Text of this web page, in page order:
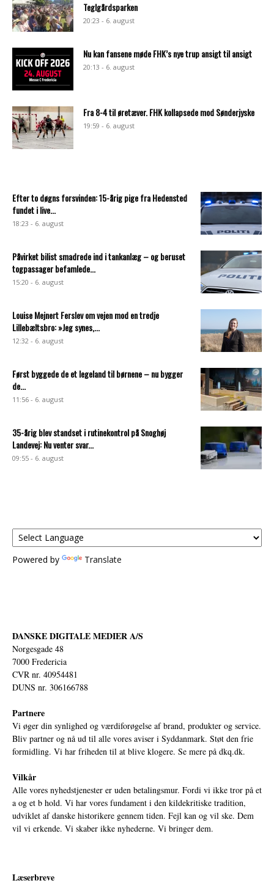
Teglgårdsparken
20:23 - 6. august
Nu kan fansene møde FHK’s nye trup ansigt til ansigt
20:13 - 6. august
Fra 8-4 til øretæver. FHK kollapsede mod Sønderjyske
19:59 - 6. august
Efter to døgns forsvinden: 15-årig pige fra Hedensted
fundet i live...
18:23 - 6. august
Påvirket bilist smadrede ind i tankanlæg – og beruset
togpassager befamlede...
15:20 - 6. august
Louise Mejnert Ferslev om vejen mod en tredje
Lillebæltsbro: »Jeg synes,...
12:32 - 6. august
Først byggede de et legeland til børnene – nu bygger
de...
11:56 - 6. august
35-årig blev standset i rutinekontrol på Snoghøj
Landevej: Nu venter svar...
09:55 - 6. august
Powered by Translate
DANSKE DIGITALE MEDIER A/S
Norgesgade 48
7000 Fredericia
CVR nr. 40954481
DUNS nr. 306166788
Partnere
Vi øger din synlighed og værdiforøgelse af brand, produkter og service.
Bliv partner og nå ud til alle vores aviser i Syddanmark. Støt den frie
formidling. Vi har friheden til at blive klogere. Se mere på dkq.dk.
Vilkår
Alle vores nyhedstjenester er uden betalingsmur. Fordi vi ikke tror på et
a og et b hold. Vi har vores fundament i den kildekritiske tradition,
udviklet af danske historikere gennem tiden. Fejl kan og vil ske. Dem
vil vi erkende. Vi skaber ikke nyhederne. Vi bringer dem.
Læserbreve